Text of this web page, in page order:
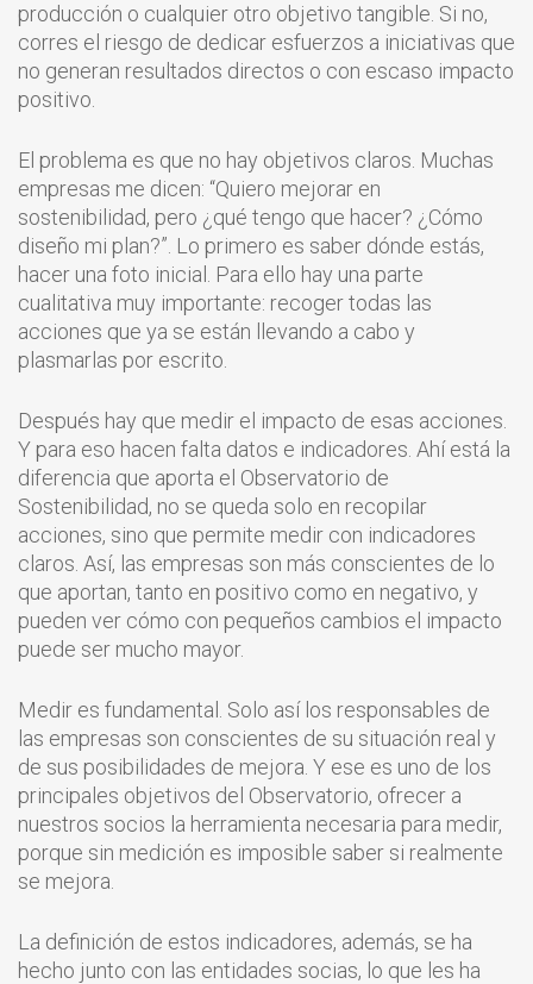
producción o cualquier otro objetivo tangible. Si no,
corres el riesgo de dedicar esfuerzos a iniciativas que
no generan resultados directos o con escaso impacto
positivo.
El problema es que no hay objetivos claros. Muchas
empresas me dicen: “Quiero mejorar en
sostenibilidad, pero ¿qué tengo que hacer? ¿Cómo
diseño mi plan?”. Lo primero es saber dónde estás,
hacer una foto inicial. Para ello hay una parte
cualitativa muy importante: recoger todas las
acciones que ya se están llevando a cabo y
plasmarlas por escrito.
Después hay que medir el impacto de esas acciones.
Y para eso hacen falta datos e indicadores. Ahí está la
diferencia que aporta el Observatorio de
Sostenibilidad, no se queda solo en recopilar
acciones, sino que permite medir con indicadores
claros. Así, las empresas son más conscientes de lo
que aportan, tanto en positivo como en negativo, y
pueden ver cómo con pequeños cambios el impacto
puede ser mucho mayor.
Medir es fundamental. Solo así los responsables de
las empresas son conscientes de su situación real y
de sus posibilidades de mejora. Y ese es uno de los
principales objetivos del Observatorio, ofrecer a
nuestros socios la herramienta necesaria para medir,
porque sin medición es imposible saber si realmente
se mejora.
La definición de estos indicadores, además, se ha
hecho junto con las entidades socias, lo que les ha